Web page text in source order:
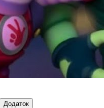
Додаток